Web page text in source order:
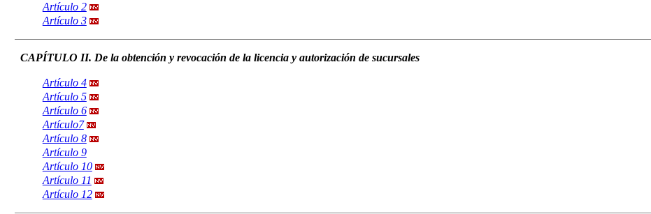
Artículo 2
Artículo 3
CAPÍTULO II. De la obtención y revocación de la licencia y autorización de sucursales
Artículo 4
Artículo 5
Artículo 6
Artículo7
Artículo 8
Artículo 9
Artículo 10
Artículo 11
Artículo 12